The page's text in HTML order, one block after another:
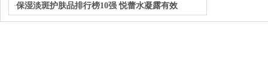
·保湿淡斑护肤品排行榜10强 悦蕾水凝露有效